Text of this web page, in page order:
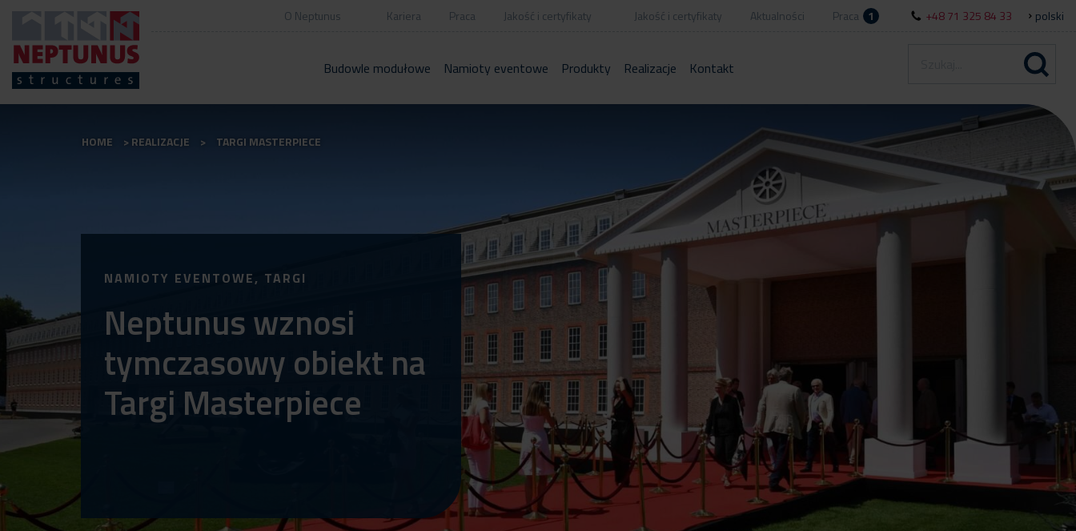
O Neptunus Kariera Praca Jakość i certyfikaty Jakość i certyfikaty Aktualności Praca 1 +48 71 325 84 33 polski
Budowle modułowe Namioty eventowe Produkty Realizacje Kontakt
HOME REALIZACJE TARGI MASTERPIECE
NAMIOTY EVENTOWE, TARGI
Neptunus wznosi
tymczasowy obiekt na
Targi Masterpiece